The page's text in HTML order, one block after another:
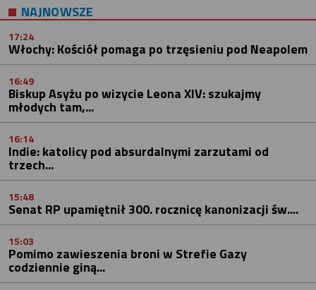
NAJNOWSZE
17:24
Włochy: Kościół pomaga po trzęsieniu pod Neapolem
16:49
Biskup Asyżu po wizycie Leona XIV: szukajmy
młodych tam,...
16:14
Indie: katolicy pod absurdalnymi zarzutami od
trzech...
15:48
Senat RP upamiętnił 300. rocznicę kanonizacji św....
15:03
Pomimo zawieszenia broni w Strefie Gazy
codziennie giną...